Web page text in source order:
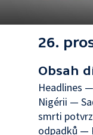
26.
Obsah
Headlines
Nigérii —
smrti
odpadků —